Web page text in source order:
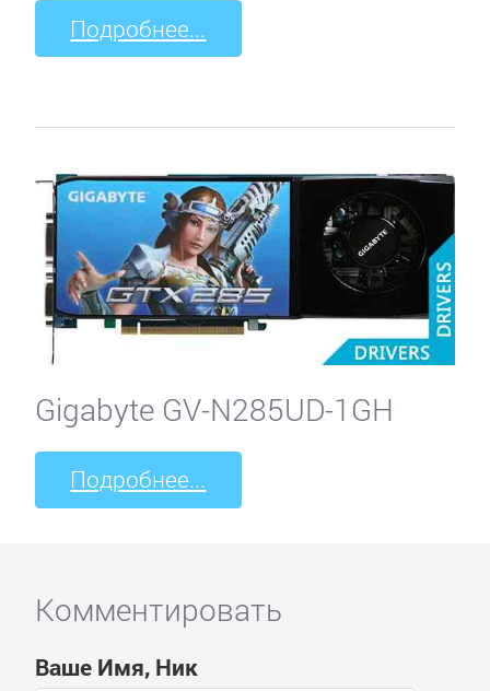
Подробнее...
Gigabyte GV-N285UD-1GH
Подробнее...
Комментировать
Ваше Имя, Ник